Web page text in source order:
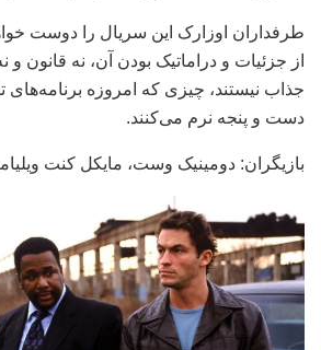
طرفداران اوزارک این سریال را دوست
از جزئیات و دراماتیک بودن آن، نه قانون و
جذاب نیستند، چیزی که امروزه برنامه‌های
دست و پنجه نرم می‌کنند.
بازیگران: دومینیک وست، مایکل کنت